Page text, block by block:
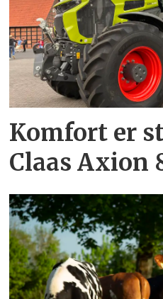
Komfort er
Claas Axion